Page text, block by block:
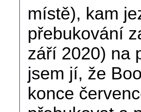
místě), kam
přebukování
září 2020) na
jsem jí, že
konce